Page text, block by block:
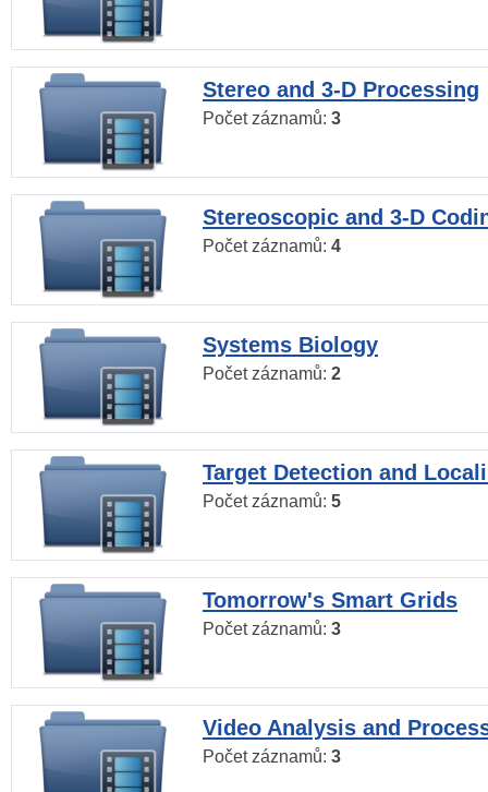
Stereo and 3-D Processing
Počet záznamů: 3
Stereoscopic and 3-D
Počet záznamů: 4
Systems Biology
Počet záznamů: 2
Target Detection and
Počet záznamů: 5
Tomorrow's Smart Grids
Počet záznamů: 3
Video Analysis and
Počet záznamů: 3